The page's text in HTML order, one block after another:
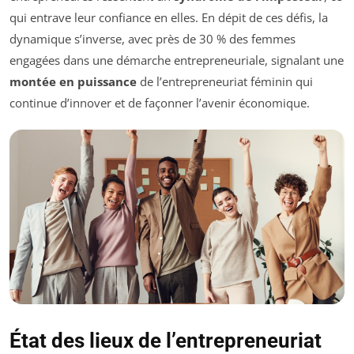
qui entrave leur confiance en elles. En dépit de ces défis, la
dynamique s’inverse, avec près de 30 % des femmes
engagées dans une démarche entrepreneuriale, signalant une
montée en puissance de l’entrepreneuriat féminin qui
continue d’innover et de façonner l’avenir économique.
État des lieux de l’entrepreneuriat